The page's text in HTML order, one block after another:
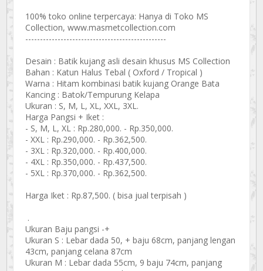
100% toko online terpercaya: Hanya di Toko MS
Collection, www.masmetcollection.com
------------------------------------------------
Desain : Batik kujang asli desain khusus MS Collection
Bahan : Katun Halus Tebal ( Oxford / Tropical )
Warna : Hitam kombinasi batik kujang Orange Bata
Kancing : Batok/Tempurung Kelapa
Ukuran : S, M, L, XL, XXL, 3XL.
Harga Pangsi + Iket :
- S, M, L, XL : Rp.280,000. - Rp.350,000.
- XXL : Rp.290,000. - Rp.362,500.
- 3XL : Rp.320,000. - Rp.400,000.
- 4XL : Rp.350,000. - Rp.437,500.
- 5XL : Rp.370,000. - Rp.362,500.
Harga Iket : Rp.87,500. ( bisa jual terpisah )
.
Ukuran Baju pangsi -+
Ukuran S : Lebar dada 50, + baju 68cm, panjang lengan
43cm, panjang celana 87cm
Ukuran M : Lebar dada 55cm, 9 baju 74cm, panjang